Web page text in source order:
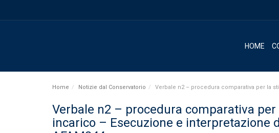
HOME
Home Notizie dal Conservatorio Verbale n2 – procedura comparativa per la
Verbale n2 – procedura comparativa
incarico – Esecuzione e interpretazione